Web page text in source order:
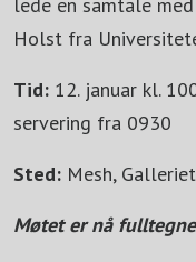
Holst fra
Tid: 12. januar kl.
servering fra 0930
Sted: Mesh,
Møtet er nå